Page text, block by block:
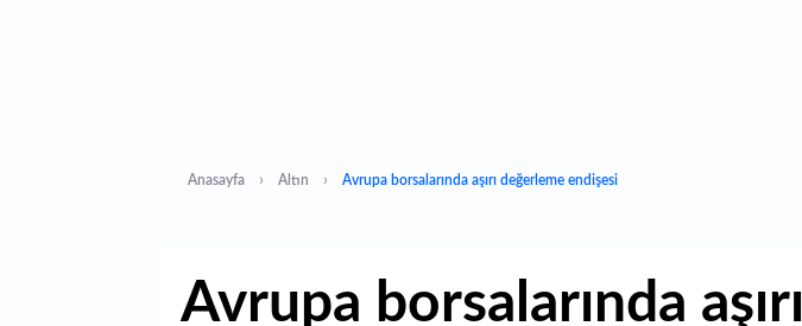
Anasayfa Altın Avrupa borsalarında aşırı değerleme endişesi
Avrupa borsalarında aşırı